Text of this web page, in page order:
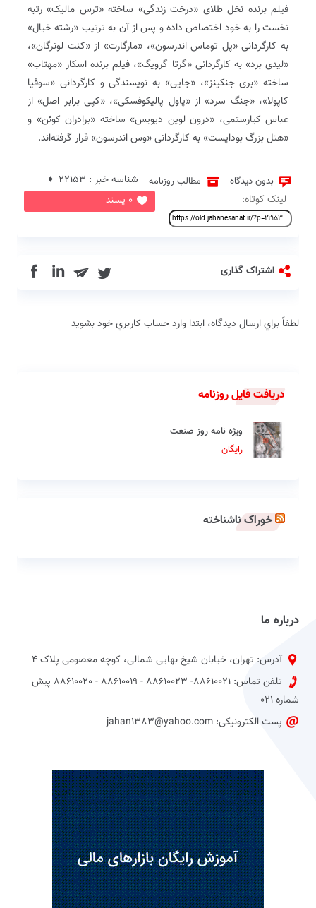
فیلم برنده نخل طلای «درخت زندگی» ساخته «ترس مالیک» رتبه
نخست را به خود اختصاص داده و پس از آن به ترتیب «رشته خیال»
به کارگردانی «پل توماس اندرسون»، «مارگارت» از «کنت لونرگان»،
«لیدی برد» به کارگردانی «گرتا گرویگ»، فیلم برنده اسکار «مهتاب»
ساخته «بری جنکینز»، «جایی» به نویسندگی و کارگردانی «سوفیا
کاپولا»، «جنگ سرد» از «پاول پالیکوفسکی»، «کپی برابر اصل» از
عباس کیارستمی، «درون لوین دیویس» ساخته «برادران کوئن» و
«هتل بزرگ بوداپست» به کارگردانی «وس اندرسون» قرار گرفته‌اند.
بدون دیدگاه مطالب روزنامه
0 پسند
شناسه خبر : 22153 ♦
لینک کوتاه:
اشتراک گذاری in
لطفاً براي ارسال دیدگاه، ابتدا وارد حساب كاربري خود بشويد
دریافت فایل روزنامه
ویژه نامه روز صنعت
رایگان
خوراک ناشناخته
درباره ما
آدرس: تهران، خیابان شیخ بهایی شمالی، کوچه معصومی پلاک 4
تلفن تماس: 88610021- 88610023 - 88610019 - 88610020 پیش
شماره 021
پست الکترونیکی: jahan1383@yahoo.com